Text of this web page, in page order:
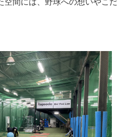
空間には、野球への想いやこだ